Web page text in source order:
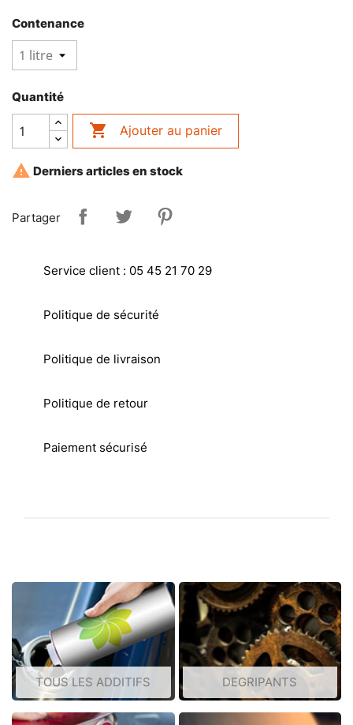
Contenance
Quantité
 Ajouter au panier
 Derniers articles en stock
Partager
Service client : 05 45 21 70 29
Politique de sécurité
Politique de livraison
Politique de retour
Paiement sécurisé
TOUS LES ADDITIFS DEGRIPANTS